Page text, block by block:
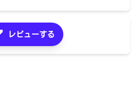
レビューする